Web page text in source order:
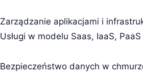
Zarządzanie aplikacjami i
Usługi w modelu Saas, IaaS, PaaS
Bezpieczeństwo danych w